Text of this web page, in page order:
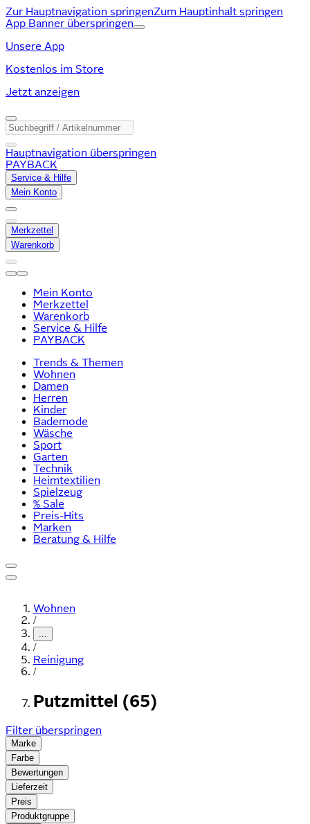
Zur Hauptnavigation springenZum Hauptinhalt springen
App Banner überspringen
Unsere App
Kostenlos im Store
Jetzt anzeigen
Hauptnavigation überspringen
PAYBACK
Service & Hilfe
Mein Konto
Merkzettel
Warenkorb
Mein Konto
Merkzettel
Warenkorb
Service & Hilfe
PAYBACK
Trends & Themen
Wohnen
Damen
Herren
Kinder
Bademode
Wäsche
Sport
Garten
Technik
Heimtextilien
Spielzeug
% Sale
Preis-Hits
Marken
Beratung & Hilfe
Wohnen
/
...
/
Reinigung
/
Putzmittel (65)
Filter überspringen
Marke
Farbe
Bewertungen
Lieferzeit
Preis
Produktgruppe